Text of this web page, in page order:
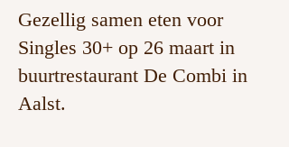
Gezellig samen eten voor
Singles 30+ op 26 maart in
buurtrestaurant De Combi in
Aalst.